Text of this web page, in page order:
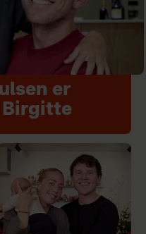
er
Birgitte